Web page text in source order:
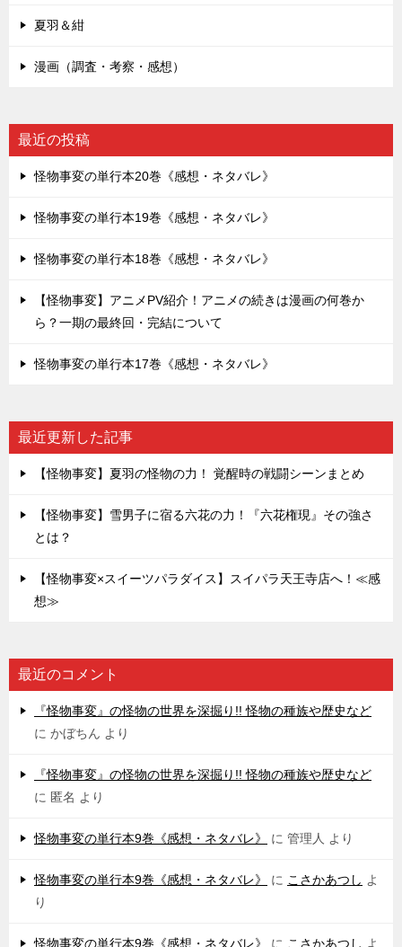
夏羽＆紺
漫画（調査・考察・感想）
最近の投稿
怪物事変の単行本20巻《感想・ネタバレ》
怪物事変の単行本19巻《感想・ネタバレ》
怪物事変の単行本18巻《感想・ネタバレ》
【怪物事変】アニメPV紹介！アニメの続きは漫画の何巻か
ら？一期の最終回・完結について
怪物事変の単行本17巻《感想・ネタバレ》
最近更新した記事
【怪物事変】夏羽の怪物の力！ 覚醒時の戦闘シーンまとめ
【怪物事変】雪男子に宿る六花の力！『六花権現』その強さ
とは？
【怪物事変×スイーツパラダイス】スイパラ天王寺店へ！≪感
想≫
最近のコメント
『怪物事変』の怪物の世界を深掘り!! 怪物の種族や歴史など
に かぼちん より
『怪物事変』の怪物の世界を深掘り!! 怪物の種族や歴史など
に 匿名 より
怪物事変の単行本9巻《感想・ネタバレ》 に 管理人 より
怪物事変の単行本9巻《感想・ネタバレ》 に こさかあつし よ
り
怪物事変の単行本9巻《感想・ネタバレ》 に こさかあつし よ